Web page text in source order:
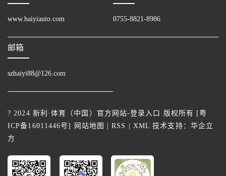
www.haiyiauto.com 0755-8821-8986
邮箱
szhaiyi88@126.com
? 2024 新利·体育（中国）官方网站-登录入口 版权所有 [粤
ICP备16011446号] 网站地图 |RSS XML 技术支持： 华企立
方